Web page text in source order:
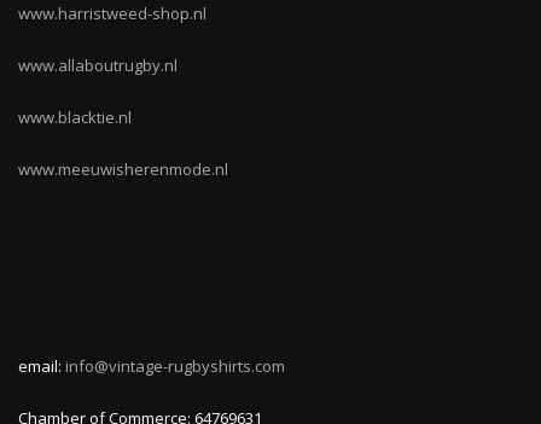
www.harristweed-shop.nl
www.allaboutrugby.nl
www.blacktie.nl
www.meeuwisherenmode.nl
email: info@vintage-rugbyshirts.com
Chamber of Commerce: 64769631